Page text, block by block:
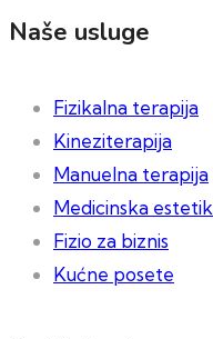
Naše usluge
Fizikalna terapija
Kineziterapija
Manuelna terapija
Medicinska
Fizio za biznis
Kućne posete